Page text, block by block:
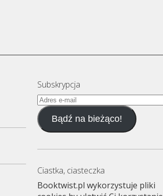
Subskrypcja
Adres
e-
mailBądź na bieżąco!
Ciastka, ciasteczka
Booktwist.pl wykorzystuje pliki